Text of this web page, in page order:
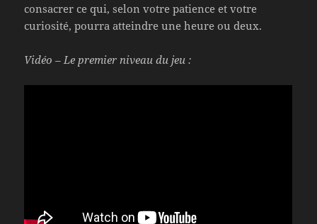
consacrer ce qui, selon votre patience et votre
curiosité, pourra atteindre une heure ou deux.
Vidéo – Le premier niveau du jeu :